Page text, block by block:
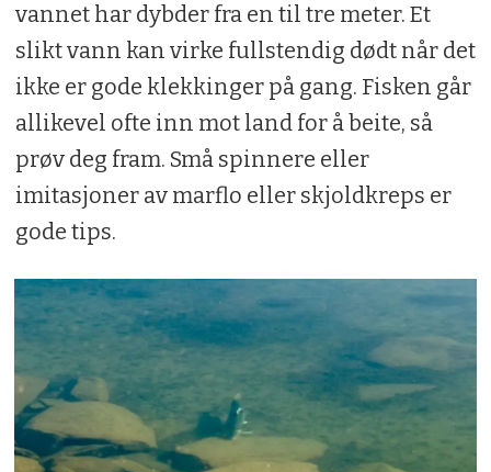
vannet har dybder fra en til tre meter. Et
slikt vann kan virke fullstendig dødt når det
ikke er gode klekkinger på gang. Fisken går
allikevel ofte inn mot land for å beite, så
prøv deg fram. Små spinnere eller
imitasjoner av marflo eller skjoldkreps er
gode tips.